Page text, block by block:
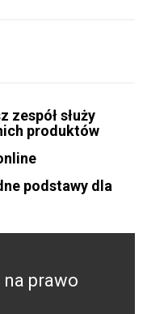
zespół służy
produktów
podstawy dla
prawo